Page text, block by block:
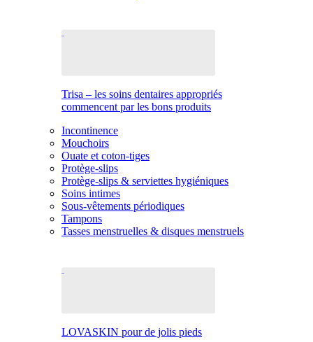
Trisa – les soins dentaires appropriés
commencent par les bons produits
Incontinence
Mouchoirs
Ouate et coton-tiges
Protège-slips
Protège-slips & serviettes hygiéniques
Soins intimes
Sous-vêtements périodiques
Tampons
Tasses menstruelles & disques menstruels
LOVASKIN pour de jolis pieds